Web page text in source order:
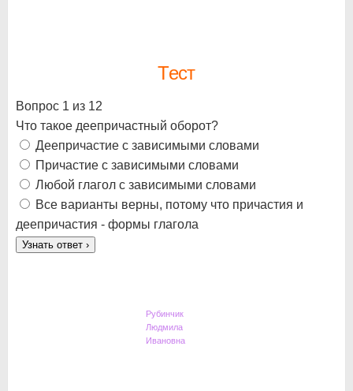
Тест
Вопрос 1 из 12
Что такое деепричастный оборот?
Деепричастие с зависимыми словами
Причастие с зависимыми словами
Любой глагол с зависимыми словами
Все варианты верны, потому что причастия и
деепричастия - формы глагола
Узнать ответ ›
Рубинчик
Людмила
Ивановна